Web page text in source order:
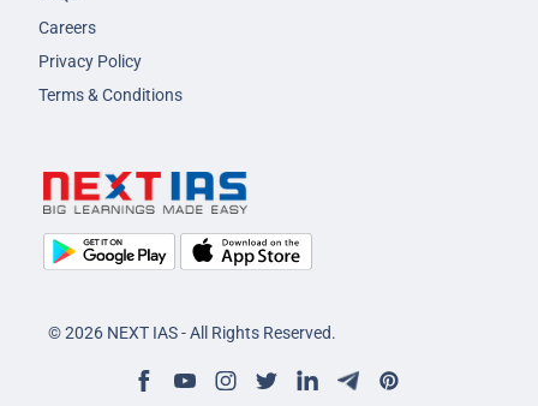
Careers
Privacy Policy
Terms & Conditions
© 2026 NEXT IAS - All Rights Reserved.